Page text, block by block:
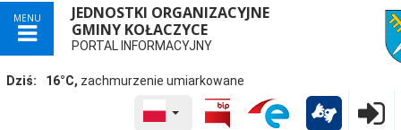
MENU
JEDNOSTKI ORGANIZACYJNE
GMINY KOŁACZYCE
PORTAL INFORMACYJNY
Dziś: 16°C, zachmurzenie umiarkowane
WYBRANY JĘZYK POLSKA